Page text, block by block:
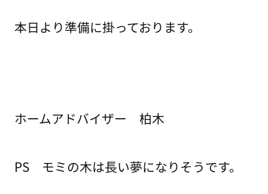
本日より準備に掛っております。
ホームアドバイザー 柏木
PS モミの木は長い夢になりそうです。